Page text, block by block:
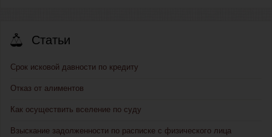
Статьи
Срок исковой давности по кредиту
Отказ от алиментов
Как осуществить вселение по суду
Взыскание задолженности по расписке с физического лица